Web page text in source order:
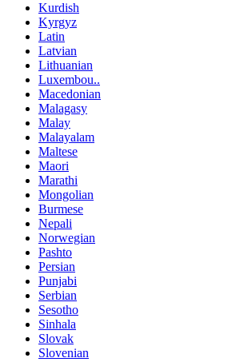
Kurdish
Kyrgyz
Latin
Latvian
Lithuanian
Luxembou..
Macedonian
Malagasy
Malay
Malayalam
Maltese
Maori
Marathi
Mongolian
Burmese
Nepali
Norwegian
Pashto
Persian
Punjabi
Serbian
Sesotho
Sinhala
Slovak
Slovenian